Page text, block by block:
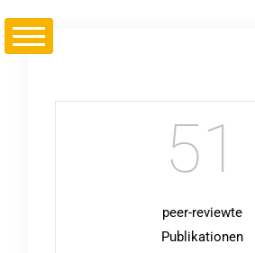
51
peer-reviewte
Publikationen